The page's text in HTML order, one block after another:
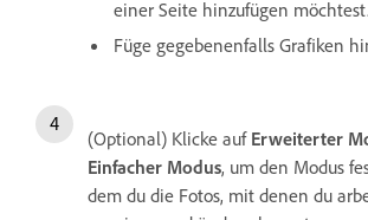
einer Seite hinzufügen möchtest.
Füge gegebenenfalls Grafiken
(Optional) Klicke auf Erweiterter
Einfacher Modus, um den Modus
dem du die Fotos, mit denen du